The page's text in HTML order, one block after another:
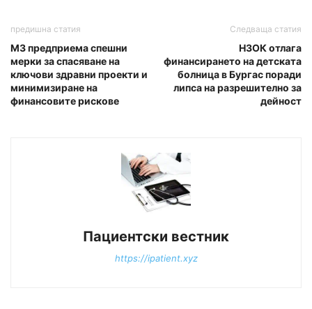
предишна статия
МЗ предприема спешни
мерки за спасяване на
ключови здравни проекти и
минимизиране на
финансовите рискове
Следваща статия
НЗОК отлага
финансирането на детската
болница в Бургас поради
липса на разрешително за
дейност
Пациентски вестник
https://ipatient.xyz